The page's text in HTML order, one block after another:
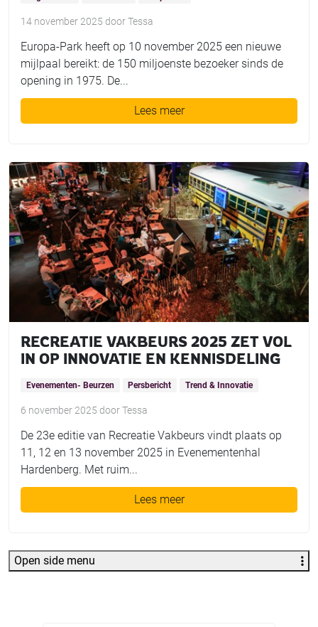
14 november 2025 doorTessa
Europa-Park heeft op 10 november 2025 een nieuwe
mijlpaal bereikt: de 150 miljoenste bezoeker sinds de
opening in 1975. De...
Lees meer
RECREATIE VAKBEURS 2025 ZET VOL
IN OP INNOVATIE EN KENNISDELING
Evenementen- Beurzen Persbericht Trend & Innovatie
6 november 2025 doorTessa
De 23e editie van Recreatie Vakbeurs vindt plaats op
11, 12 en 13 november 2025 in Evenementenhal
Hardenberg. Met ruim...
Lees meer
Open side menu